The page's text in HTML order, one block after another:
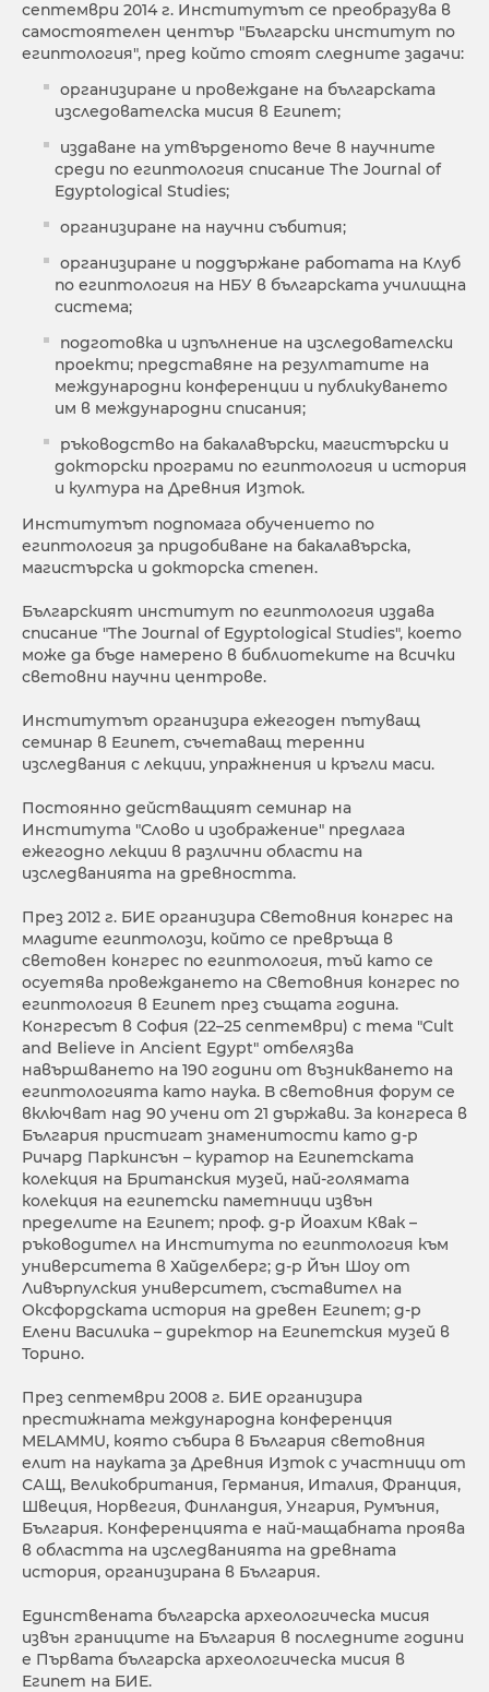
септември 2014 г. Институтът се преобразува в
самостоятелен център "Български институт по
египтология", пред който стоят следните задачи:
организиране и провеждане на българската
изследователска мисия в Египет;
издаване на утвърденото вече в научните
среди по египтология списаниe The Journal of
Egyptological Studies;
организиране на научни събития;
организиране и поддържане работата на Клуб
по египтология на НБУ в българската училищна
система;
подготовка и изпълнение на изследователски
проекти; представяне на резултатите на
международни конференции и публикуването
им в международни списания;
ръководство на бакалавърски, магистърски и
докторски програми по египтология и история
и култура на Древния Изток.
Институтът подпомага обучението по
египтология за придобиване на бакалавърска,
магистърска и докторска степен.
Българският институт по египтология издава
списание "The Journal of Egyptological Studies", което
може да бъде намерено в библиотеките на всички
световни научни центрове.
Институтът организира ежегоден пътуващ
семинар в Египет, съчетаващ теренни
изследвания с лекции, упражнения и кръгли маси.
Постоянно действащият семинар на
Института "Слово и изображение" предлага
ежегодно лекции в различни области на
изследванията на древността.
През 2012 г. БИЕ организира Световния конгрес на
младите египтолози, който се превръща в
световен конгрес по египтология, тъй като се
осуетява провеждането на Световния конгрес по
египтология в Египет през същата година.
Конгресът в София (22–25 септември) с тема "Cult
and Believe in Ancient Egypt" отбелязва
навършването на 190 години от възникването на
египтологията като наука. В световния форум се
включват над 90 учени от 21 държави. За конгреса в
България пристигат знаменитости като д-р
Ричард Паркинсън – куратор на Египетската
колекция на Британския музей, най-голямата
колекция на египетски паметници извън
пределите на Египет; проф. д-р Йоахим Квак –
ръководител на Института по египтология към
университета в Хайделберг; д-р Йън Шоу от
Ливърпулския университет, съставител на
Оксфордската история на древен Египет; д-р
Елени Василика – директор на Египетския музей в
Торино.
През септември 2008 г. БИЕ организира
престижната международна конференция
MELAMMU, която събира в България световния
елит на науката за Древния Изток с участници от
САЩ, Великобритания, Германия, Италия, Франция,
Швеция, Норвегия, Финландия, Унгария, Румъния,
България. Конференцията е най-мащабната проява
в областта на изследванията на древната
история, организирана в България.
Единствената българска археологическа мисия
извън границите на България в последните години
е Първата българска археологическа мисия в
Египет на БИЕ.